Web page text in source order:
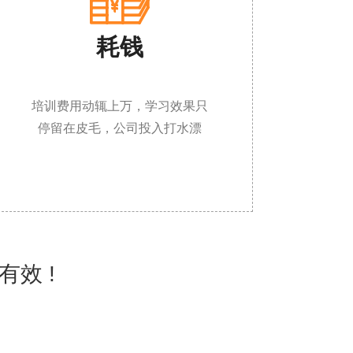
耗钱
培训费用动辄上万，学习效果只
停留在皮毛，公司投入打水漂
效 !